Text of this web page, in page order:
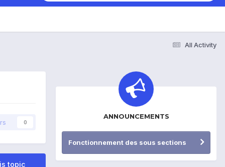
All Activity
0
topic
ANNOUNCEMENTS
Fonctionnement des sous sections